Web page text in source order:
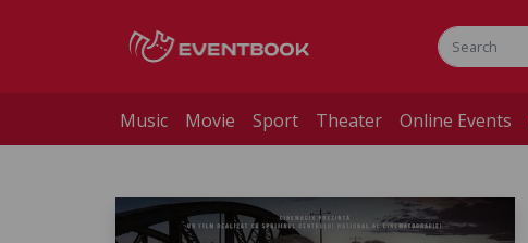
Music Movie Sport Theater Online Events